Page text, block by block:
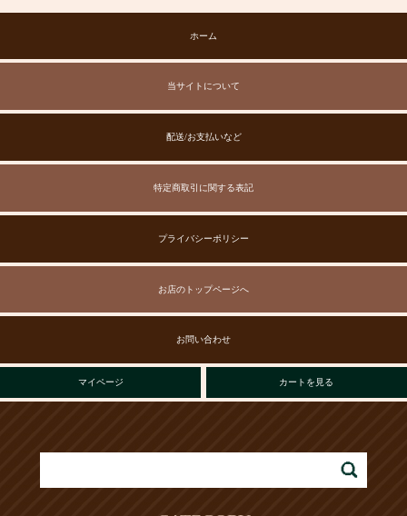
ホーム
当サイトについて
配送/お支払いなど
特定商取引に関する表記
プライバシーポリシー
お店のトップページへ
お問い合わせ
マイページ カートを見る